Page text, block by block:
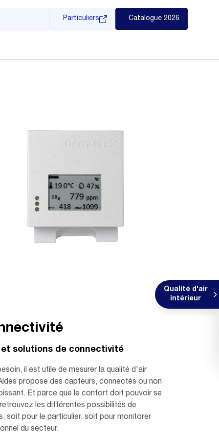
Particuliers Catalogue 2026
Qualité d'air
intérieur
solutions de connectivité
il est utile de mesurer la qualité d'air
propose des capteurs, connectés ou non
Et parce que le confort doit pouvoir se
les différentes possibilités de
soit pour le particulier, soit pour monitorer
du secteur.